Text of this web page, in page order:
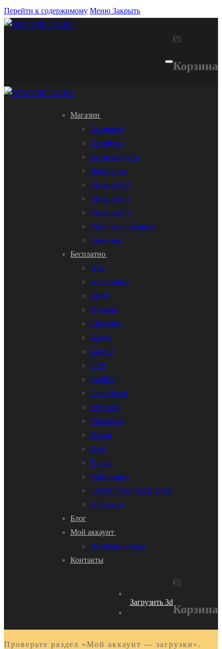
Перейти к содержимому Меню Закрыть
₽0
Корзина
Магазин
Автокран
Автобусы
Автогрейдеры
Вертолеты
Масштаб 35
Масштаб 43
Масштаб 72
Мото-вело техника
Самосвал
Бесплатно
Audi
Alfa Romeo
BMW
Hyundai
Chevrolet
Dodge
Gazelle
Ford
Cadillac
Land Rover
Mercedes
Mitsubishi
Nissan
Opel
Toyota
Volkswagen
LADA-VAZ- GAZ-UAZ
3d Колеса
Блог
Мой аккаунт
Профиль автора
Контакты
Загрузить 3d
₽0
Корзина
Проверьте раздел «Мой аккаунт — загрузки».